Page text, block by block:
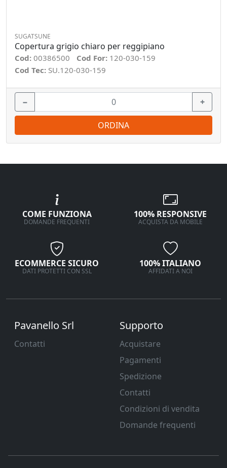
SUGATSUNE
Copertura grigio chiaro per reggipiano
Cod: 00386500 Cod For: 120-030-159
Cod Tec: SU.120-030-159
− +
ORDINA
COME FUNZIONA
DOMANDE FREQUENTI
100% RESPONSIVE
ACQUISTA DA MOBILE
ECOMMERCE SICURO
DATI PROTETTI CON SSL
100% ITALIANO
AFFIDATI A NOI
Pavanello Srl
Contatti
Supporto
Acquistare
Pagamenti
Spedizione
Contatti
Condizioni di vendita
Domande frequenti